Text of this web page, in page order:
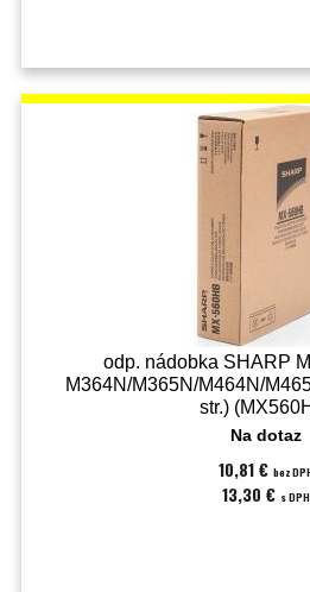
odp. nádobka SHARP
M364N/M365N/M464N/
str.)
Na dotaz
10,81 € bez
13,30 € s DPH